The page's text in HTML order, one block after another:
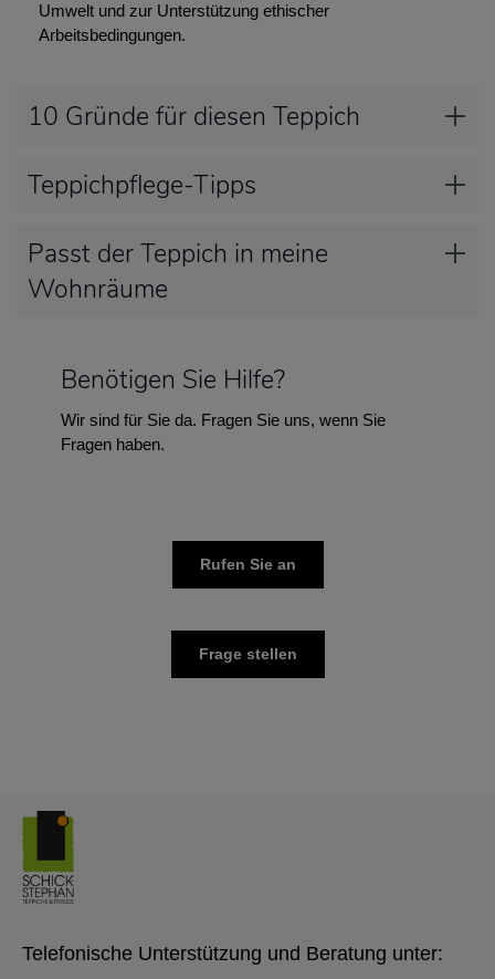
Umwelt und zur Unterstützung ethischer
Arbeitsbedingungen.
10 Gründe für diesen Teppich
Teppichpflege-Tipps
Passt der Teppich in meine
Wohnräume
Benötigen Sie Hilfe?
Wir sind für Sie da. Fragen Sie uns, wenn Sie
Fragen haben.
Rufen Sie an
Frage stellen
Telefonische Unterstützung und Beratung unter: